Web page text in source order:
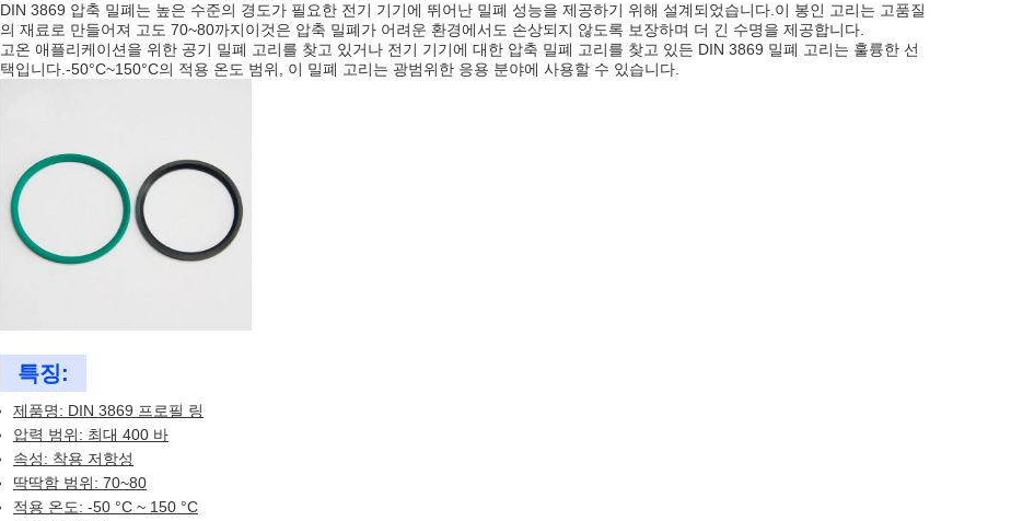
DIN 3869 압축 밀폐는 높은 수준의 경도가 필요한 전기 기기에 뛰어난 밀폐 성능을 제공하기 위해 설계되었습니다.이 봉인 고리는 고품질
의 재료로 만들어져 고도 70~80까지이것은 압축 밀폐가 어려운 환경에서도 손상되지 않도록 보장하며 더 긴 수명을 제공합니다.
고온 애플리케이션을 위한 공기 밀폐 고리를 찾고 있거나 전기 기기에 대한 압축 밀폐 고리를 찾고 있든 DIN 3869 밀폐 고리는 훌륭한 선
택입니다.-50°C~150°C의 적용 온도 범위, 이 밀폐 고리는 광범위한 응용 분야에 사용할 수 있습니다.
특징:
제품명: DIN 3869 프로필 링
압력 범위: 최대 400 바
속성: 착용 저항성
딱딱함 범위: 70~80
적용 온도: -50 °C ~ 150 °C